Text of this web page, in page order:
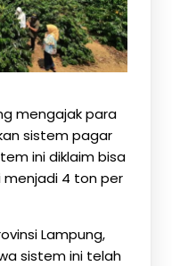
mengajak para
sistem pagar
ini diklaim bisa
menjadi 4 ton per
Lampung,
sistem ini telah